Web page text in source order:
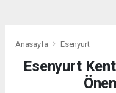
Anasayfa Esenyurt
Esenyurt